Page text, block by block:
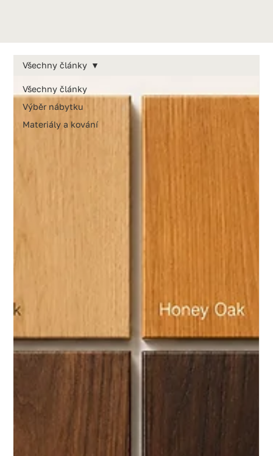
Všechny články
Výběr nábytku
Materiály a kování
Všechny články